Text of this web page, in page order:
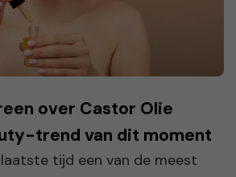
over Castor Olie
trend van dit moment
tijd een van de meest